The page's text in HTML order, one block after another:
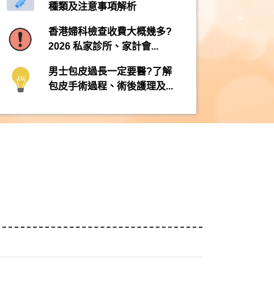
種類及注意事項解析
香港婦科檢查收費大概幾多?
2026 私家診所、家計會...
男士包皮過長一定要醫?了解
包皮手術過程、術後護理及...